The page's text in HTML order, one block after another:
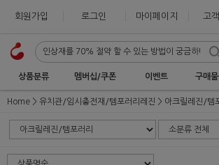
회원가입 로그인 마이페이지 고
상품분류 멤버십/쿠폰 이벤트 구매
Home 유치관/임시충전재/템포러리레진 아크릴레진/템